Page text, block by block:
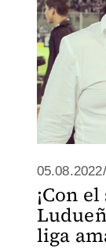
05.08.2022/
¡Con
liga